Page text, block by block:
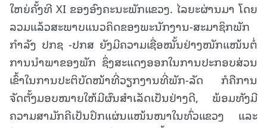
ໃຫຍ່ຄັ້ງທີ XI ຂອງອົງຄະນະພັກແຂວງ. ໄລຍະຜ່ານມາ ໂດຍ
ລວມແລ້ວສະພາບແນວຄິດຂອງພະນັກງານ-ສະມາຊິກພັກ
ກໍາລັງ ປກຊ -ປກສ ຍັງມີຄວາມເຊື່ອໝັ້ນຢ່າງໜັກແໜ້ນຕໍ່
ການນໍາພາຂອງພັກ ຊຶ່ງສະແດງອອກໃນການປະກອບສ່ວນ
ເຂົ້າໃນການປະຕິບັດໜ້າທີ່ວຽກງານທີ່ພັກ-ລັດ ກໍຄືການ
ຈັດຕັ້ງມອບໝາຍໃຫ້ມີຜົນສຳເລັດເປັນຢ່າງດີ, ພ້ອມທັງມີ
ຄວາມສາມັກຄີເປັນປຶກແຜ່ນແໜ້ນໜາໃນທົ່ວແຂວງ ແລະ